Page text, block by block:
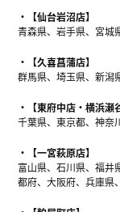
【仙台岩沼店】
青森県、岩手県、宮城
【久喜菖蒲店】
群馬県、埼玉県、新潟
【東府中店・横浜瀬
千葉県、東京都、神奈
【一宮萩原店】
富山県、石川県、福井
都府、大阪府、兵庫県